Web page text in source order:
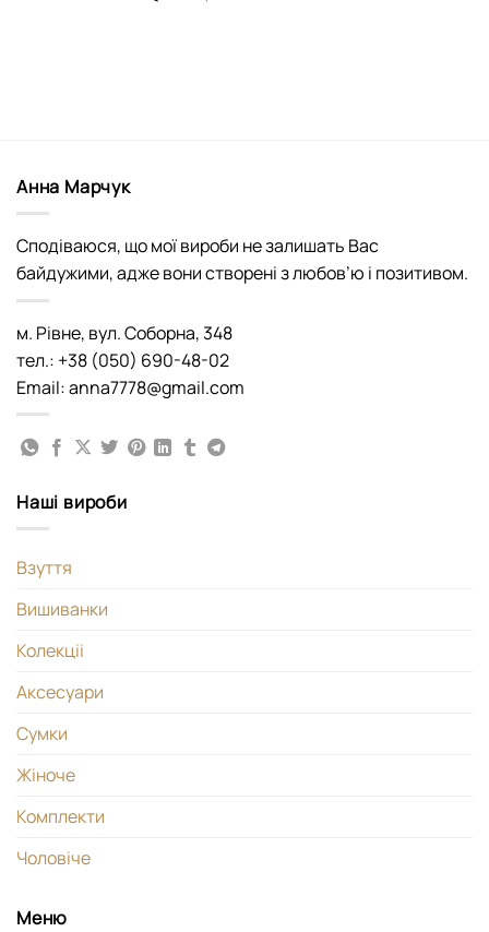
Анна Марчук
Сподіваюся, що мої вироби не залишать Вас
байдужими, адже вони створені з любов’ю і позитивом.
м. Рівне, вул. Соборна, 348
тел.: +38 (050) 690-48-02
Email: anna7778@gmail.com
Наші вироби
Взуття
Вишиванки
Колекціі
Аксесуари
Сумки
Жіноче
Комплекти
Чоловіче
Меню